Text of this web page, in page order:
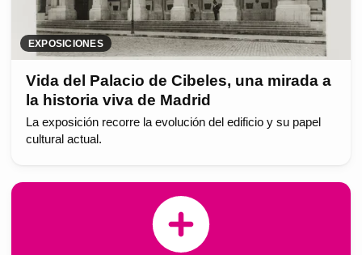
EXPOSICIONES
Vida del Palacio de Cibeles, una mirada a
la historia viva de Madrid
La exposición recorre la evolución del edificio y su papel
cultural actual.